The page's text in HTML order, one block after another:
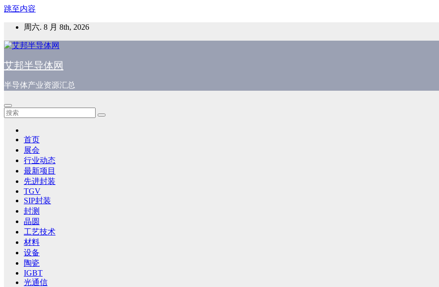
跳至内容
周六. 8 月 8th, 2026
艾邦半导体网
半导体产业资源汇总
首页
展会
行业动态
最新项目
先进封装
TGV
SIP封装
封测
晶圆
工艺技术
材料
设备
陶瓷
IGBT
光通信